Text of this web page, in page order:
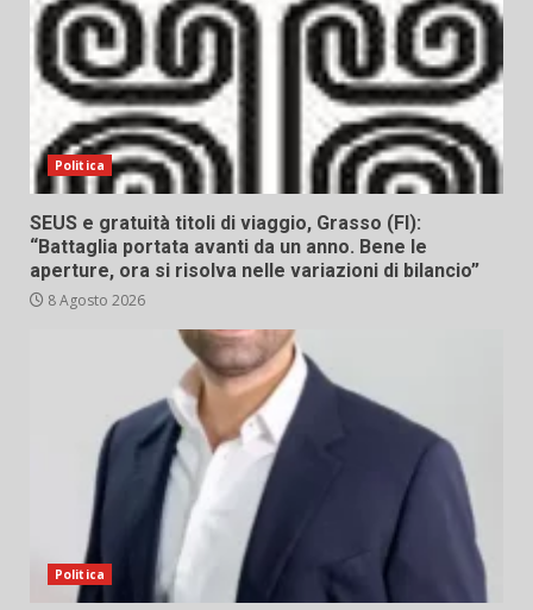
Politica
SEUS e gratuità titoli di viaggio, Grasso (FI):
“Battaglia portata avanti da un anno. Bene le
aperture, ora si risolva nelle variazioni di bilancio”
8 Agosto 2026
Politica